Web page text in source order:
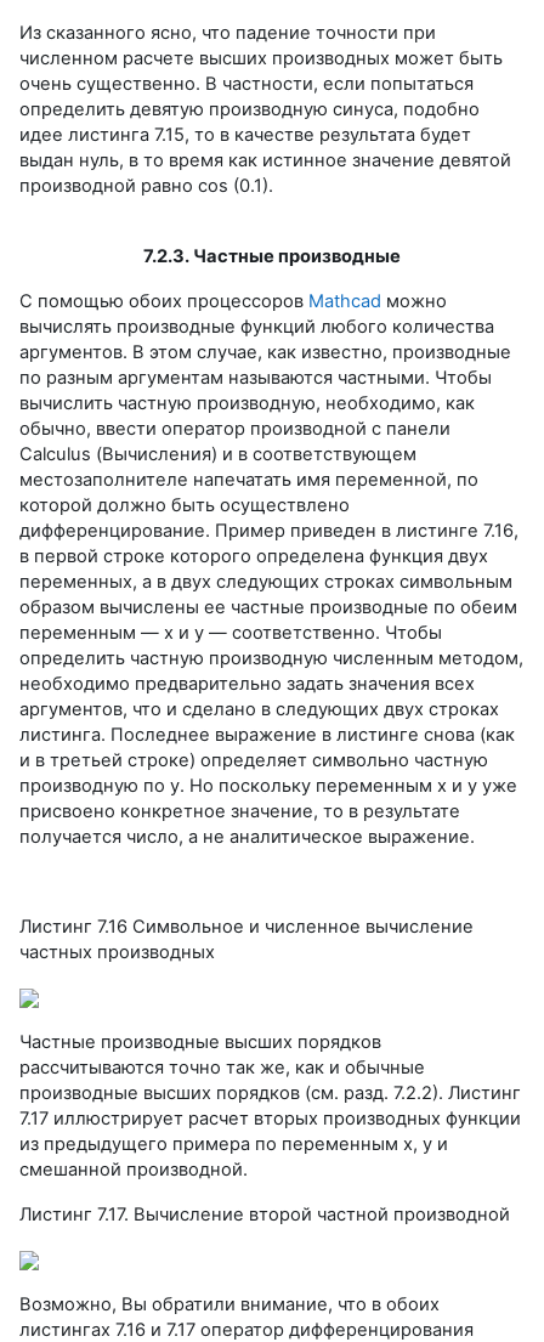
Из сказанного ясно, что падение точности при
численном расчете высших производных может быть
очень существенно. В частности, если попытаться
определить девятую производную синуса, подобно
идее листинга 7.15, то в качестве результата будет
выдан нуль, в то время как истинное значение девятой
производной равно cos (0.1).
7.2.3. Частные производные
С помощью обоих процессоров Mathcad можно
вычислять производные функций любого количества
аргументов. В этом случае, как известно, производные
по разным аргументам называются частными. Чтобы
вычислить частную производную, необходимо, как
обычно, ввести оператор производной с панели
Calculus (Вычисления) и в соответствующем
местозаполнителе напечатать имя переменной, по
которой должно быть осуществлено
дифференцирование. Пример приведен в листинге 7.16,
в первой строке которого определена функция двух
переменных, а в двух следующих строках символьным
образом вычислены ее частные производные по обеим
переменным — х и у — соответственно. Чтобы
определить частную производную численным методом,
необходимо предварительно задать значения всех
аргументов, что и сделано в следующих двух строках
листинга. Последнее выражение в листинге снова (как
и в третьей строке) определяет символьно частную
производную по у. Но поскольку переменным х и у уже
присвоено конкретное значение, то в результате
получается число, а не аналитическое выражение.
Листинг 7.16 Символьное и численное вычисление
частных производных
Частные производные высших порядков
рассчитываются точно так же, как и обычные
производные высших порядков (см. разд. 7.2.2). Листинг
7.17 иллюстрирует расчет вторых производных функции
из предыдущего примера по переменным х, у и
смешанной производной.
Листинг 7.17. Вычисление второй частной производной
Возможно, Вы обратили внимание, что в обоих
листингах 7.16 и 7.17 оператор дифференцирования